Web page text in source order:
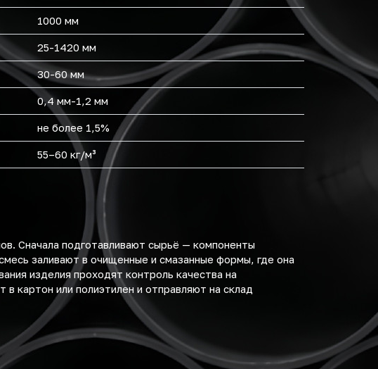
1000 мм
25-1420 мм
30-60 мм
0,4 мм-1,2 мм
не более 1,5%
55–60 кг/м³
Сначала подготавливают сырьё — компоненты
заливают в очищенные и смазанные формы, где она
изделия проходят контроль качества на
картон или полиэтилен и отправляют на склад